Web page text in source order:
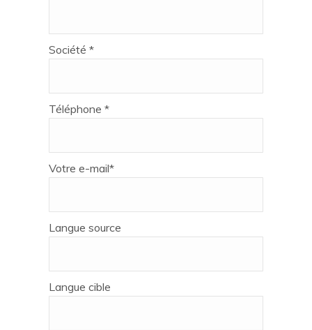
Société *
Téléphone *
Votre e-mail*
Langue source
Langue cible